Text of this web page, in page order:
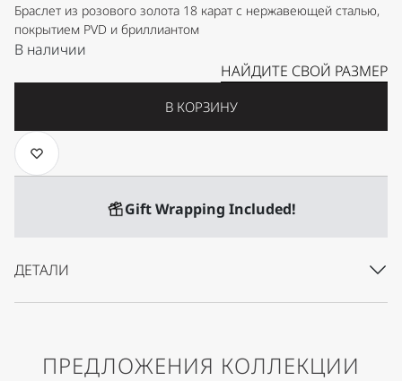
Браслет из розового золота 18 карат с нержавеющей сталью,
покрытием PVD и бриллиантом
В наличии
НАЙДИТЕ СВОЙ РАЗМЕР
В КОРЗИНУ
Gift Wrapping Included!
ДЕТАЛИ
ПРЕДЛОЖЕНИЯ КОЛЛЕКЦИИ